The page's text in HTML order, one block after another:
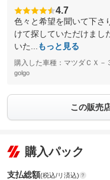
4.7
色々と希望を聞いて下さ
けて探していただけまし
いた...
もっと見る
購入した車種：マツダＣＸ－
golgo
この販売
購入パック
支払総額(税込/リ済込)